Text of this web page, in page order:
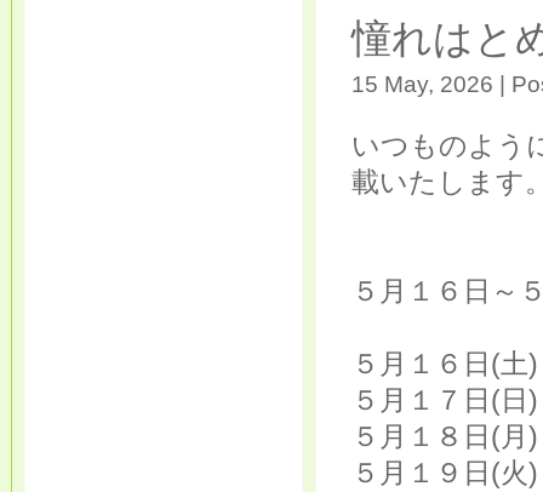
憧れはと
15 May, 2026 |
いつものよう
載いたします
５月１６日～
５月１６日(
５月１７日(
５月１８日(
５月１９日(